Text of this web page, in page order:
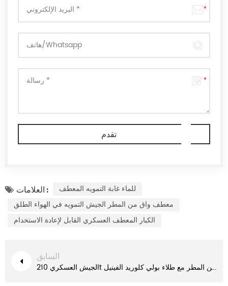
العلامات :
للماء غابة التمويه المعطف
معطف واق من المطر الجيش التمويه في الهواء الطلق
الكبار المعطف العسكري القابل لإعادة الاستخدام
السابق
الجيش العسكري 210t البوليستر معطف واق من المطر مع طلاء بولي كلوريد الفينيل